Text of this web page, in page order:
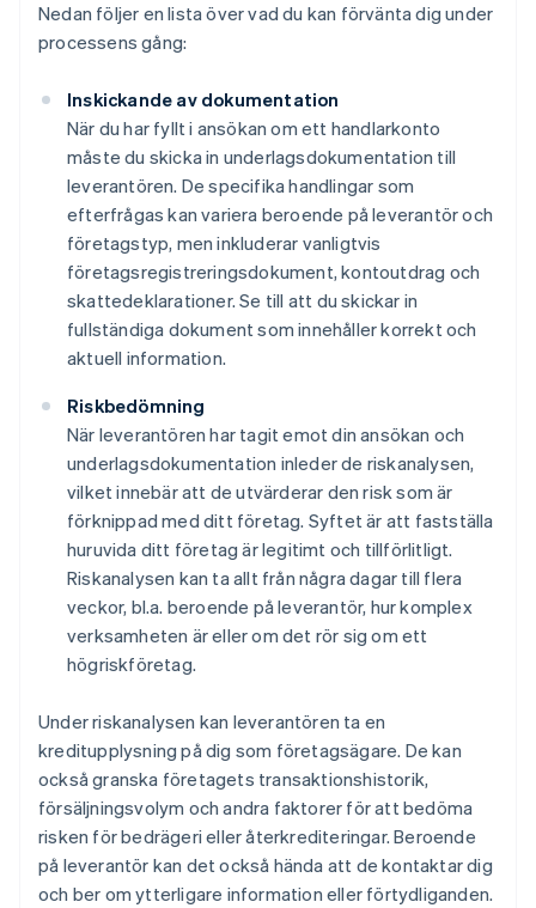
Nedan följer en lista över vad du kan förvänta dig under
processens gång:
Inskickande av dokumentation
När du har fyllt i ansökan om ett handlarkonto
måste du skicka in underlagsdokumentation till
leverantören. De specifika handlingar som
efterfrågas kan variera beroende på leverantör och
företagstyp, men inkluderar vanligtvis
företagsregistreringsdokument, kontoutdrag och
skattedeklarationer. Se till att du skickar in
fullständiga dokument som innehåller korrekt och
aktuell information.
Riskbedömning
När leverantören har tagit emot din ansökan och
underlagsdokumentation inleder de riskanalysen,
vilket innebär att de utvärderar den risk som är
förknippad med ditt företag. Syftet är att fastställa
huruvida ditt företag är legitimt och tillförlitligt.
Riskanalysen kan ta allt från några dagar till flera
veckor, bl.a. beroende på leverantör, hur komplex
verksamheten är eller om det rör sig om ett
högriskföretag.
Under riskanalysen kan leverantören ta en
kreditupplysning på dig som företagsägare. De kan
också granska företagets transaktionshistorik,
försäljningsvolym och andra faktorer för att bedöma
risken för bedrägeri eller återkrediteringar. Beroende
på leverantör kan det också hända att de kontaktar dig
och ber om ytterligare information eller förtydliganden.